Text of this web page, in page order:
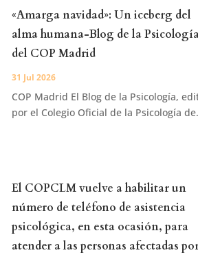
«Amarga navidad»: Un iceberg del
alma humana-Blog de la
del COP Madrid
31 Jul 2026
COP Madrid El Blog de la Psicología,
por el Colegio Oficial de la Psicología
El COPCLM vuelve a habilitar un
número de teléfono de asistencia
psicológica, en esta ocasión, para
atender a las personas afectadas